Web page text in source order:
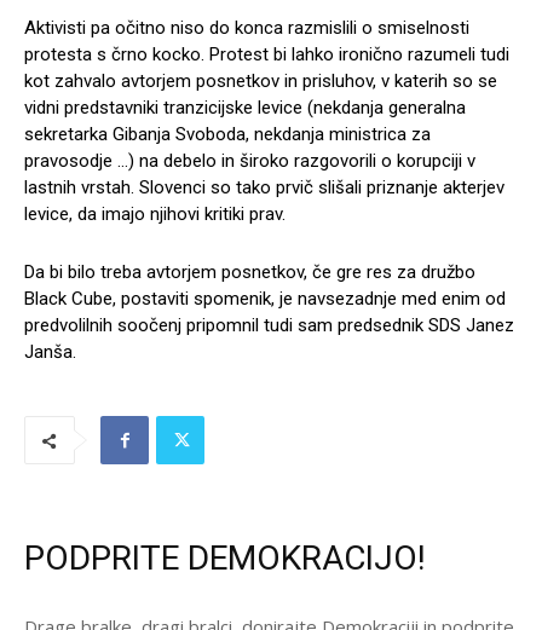
Aktivisti pa očitno niso do konca razmislili o smiselnosti
protesta s črno kocko. Protest bi lahko ironično razumeli tudi
kot zahvalo avtorjem posnetkov in prisluhov, v katerih so se
vidni predstavniki tranzicijske levice (nekdanja generalna
sekretarka Gibanja Svoboda, nekdanja ministrica za
pravosodje …) na debelo in široko razgovorili o korupciji v
lastnih vrstah. Slovenci so tako prvič slišali priznanje akterjev
levice, da imajo njihovi kritiki prav.
Da bi bilo treba avtorjem posnetkov, če gre res za družbo
Black Cube, postaviti spomenik, je navsezadnje med enim od
predvolilnih soočenj pripomnil tudi sam predsednik SDS Janez
Janša.
PODPRITE DEMOKRACIJO!